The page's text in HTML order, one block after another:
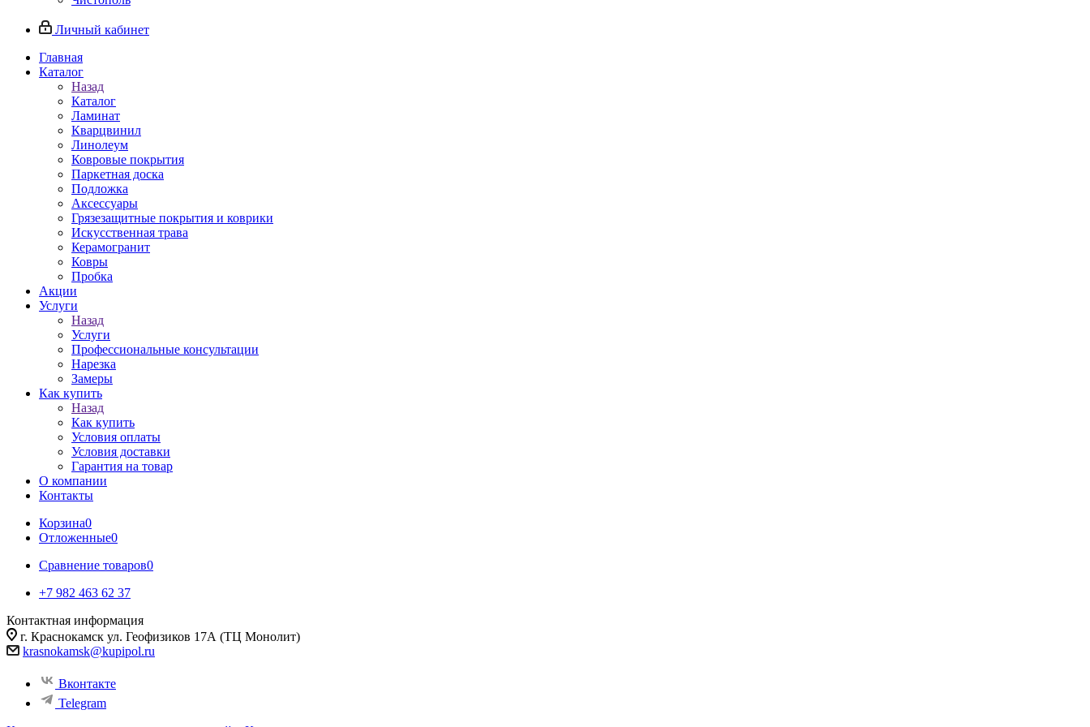
Личный кабинет
Главная
Каталог
Назад
Каталог
Ламинат
Кварцвинил
Линолеум
Ковровые покрытия
Паркетная доска
Подложка
Аксессуары
Грязезащитные покрытия и коврики
Искусственная трава
Керамогранит
Ковры
Пробка
Акции
Услуги
Назад
Услуги
Профессиональные консультации
Нарезка
Замеры
Как купить
Назад
Как купить
Условия оплаты
Условия доставки
Гарантия на товар
О компании
Контакты
Корзина0
Отложенные0
Сравнение товаров0
+7 982 463 62 37
Контактная информация
г. Краснокамск ул. Геофизиков 17А (ТЦ Монолит)
krasnokamsk@kupipol.ru
Вконтакте
Telegram